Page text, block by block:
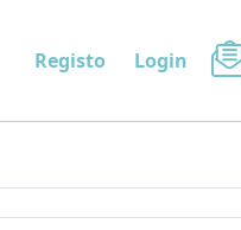
Registo Login